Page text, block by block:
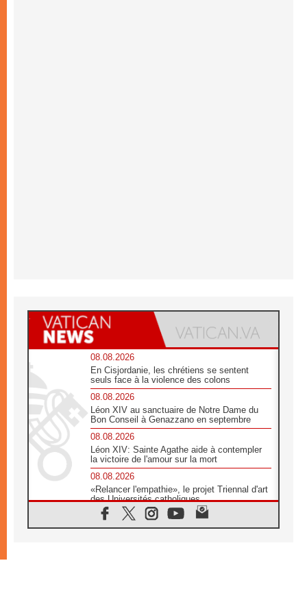
08.08.2026
En Cisjordanie, les chrétiens se sentent
seuls face à la violence des colons
08.08.2026
Léon XIV au sanctuaire de Notre Dame du
Bon Conseil à Genazzano en septembre
08.08.2026
Léon XIV: Sainte Agathe aide à contempler
la victoire de l'amour sur la mort
08.08.2026
«Relancer l'empathie», le projet Triennal d'art
des Universités catholiques
08.08.2026
Signis 2026, donner la parole aux religieuses